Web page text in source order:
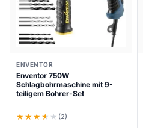
ENVENTOR
Enventor 750W
Schlagbohrmaschine mit 9-
teiligem Bohrer-Set
(2)